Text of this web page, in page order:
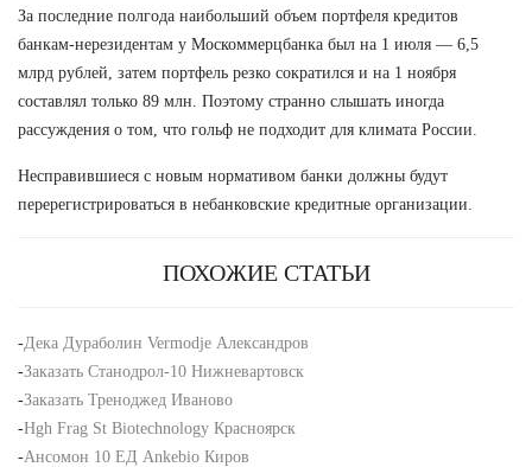
За последние полгода наибольший объем портфеля кредитов
банкам-нерезидентам у Москоммерцбанка был на 1 июля — 6,5
млрд рублей, затем портфель резко сократился и на 1 ноября
составлял только 89 млн. Поэтому странно слышать иногда
рассуждения о том, что гольф не подходит для климата России.
Несправившиеся с новым нормативом банки должны будут
перерегистрироваться в небанковские кредитные организации.
ПОХОЖИЕ СТАТЬИ
-Дека Дураболин Vermodje Александров
-Заказать Станодрол-10 Нижневартовск
-Заказать Треноджед Иваново
-Hgh Frag St Biotechnology Красноярск
-Ансомон 10 ЕД Ankebio Киров